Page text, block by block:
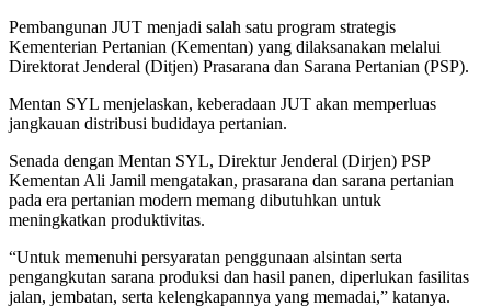
Pembangunan JUT menjadi salah satu program strategis
Kementerian Pertanian (Kementan) yang dilaksanakan melalui
Direktorat Jenderal (Ditjen) Prasarana dan Sarana Pertanian (PSP).
Mentan SYL menjelaskan, keberadaan JUT akan memperluas
jangkauan distribusi budidaya pertanian.
Senada dengan Mentan SYL, Direktur Jenderal (Dirjen) PSP
Kementan Ali Jamil mengatakan, prasarana dan sarana pertanian
pada era pertanian modern memang dibutuhkan untuk
meningkatkan produktivitas.
“Untuk memenuhi persyaratan penggunaan alsintan serta
pengangkutan sarana produksi dan hasil panen, diperlukan fasilitas
jalan, jembatan, serta kelengkapannya yang memadai,” katanya.